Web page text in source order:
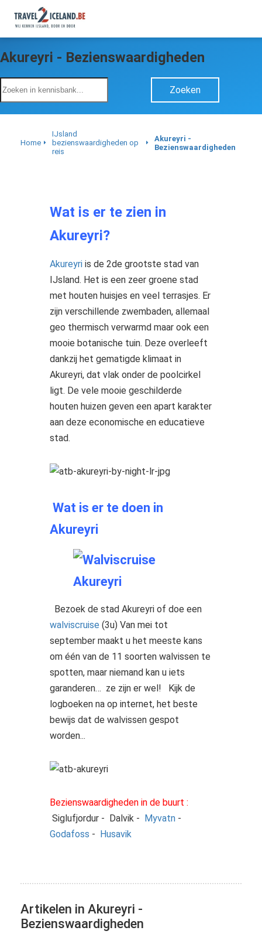
Akureyri - Bezienswaardigheden
Zoeken
Home
IJsland
bezienswaardigheden op
reis
Akureyri -
Bezienswaardigheden
Wat is er te zien in
Akureyri?
Akureyri is de 2de grootste stad van
IJsland. Het is een zeer groene stad
met houten huisjes en veel terrasjes. Er
zijn verschillende zwembaden, allemaal
geo thermisch verwarmd maar ook een
mooie botanische tuin. Deze overleeft
dankzij het gematigde klimaat in
Akureyri, dat vlak onder de poolcirkel
ligt. De vele mooie geschilderde
houten huizen geven een apart karakter
aan deze economische en educatieve
stad.
Wat is er te doen in
Akureyri
Bezoek de stad Akureyri of doe een
walviscruise (3u) Van mei tot
september maakt u het meeste kans
om één van de 11 soorten walvissen te
spotten, maar niemand kan u iets
garanderen… ze zijn er wel! Kijk de
logboeken na op internet, het beste
bewijs dat de walvissen gespot
worden...
Bezienswaardigheden in de buurt :
Siglufjordur - Dalvik - Myvatn -
Godafoss - Husavik
Artikelen in Akureyri -
Bezienswaardigheden